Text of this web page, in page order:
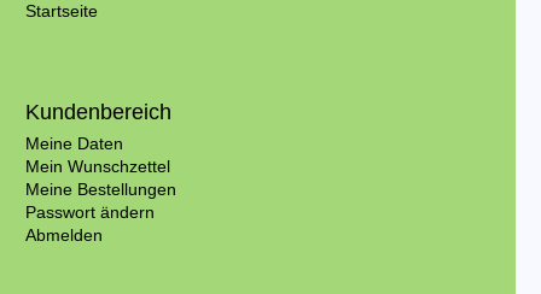
Startseite
Kundenbereich
Meine Daten
Mein Wunschzettel
Meine Bestellungen
Passwort ändern
Abmelden